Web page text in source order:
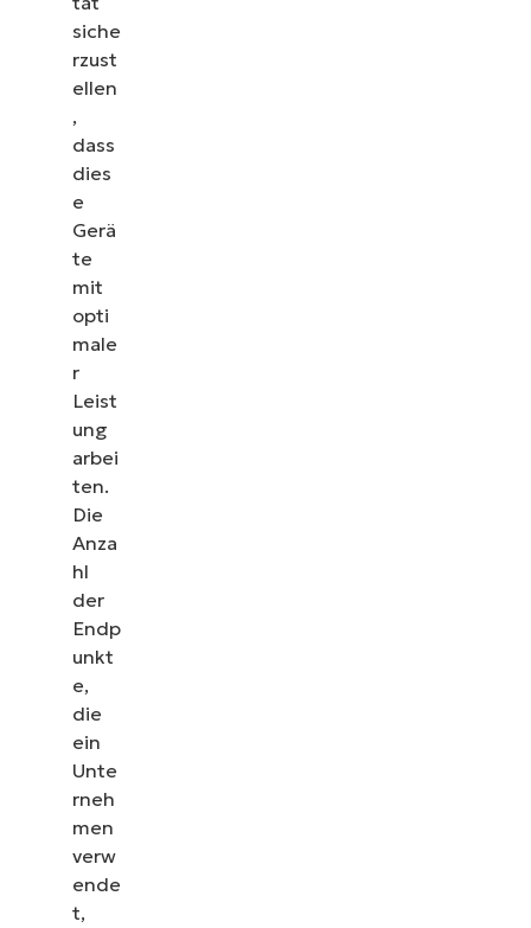
siche
rzust
ellen
,
dass
dies
e
Gerä
te
mit
opti
male
r
Leist
ung
arbei
ten.
Die
Anza
hl
der
Endp
unkt
e,
die
ein
Unte
rneh
men
verw
ende
t,